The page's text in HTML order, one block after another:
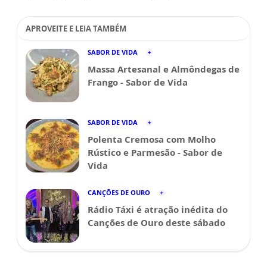
APROVEITE E LEIA TAMBÉM
SABOR DE VIDA
Massa Artesanal e Almôndegas de
Frango - Sabor de Vida
SABOR DE VIDA
Polenta Cremosa com Molho
Rústico e Parmesão - Sabor de
Vida
CANÇÕES DE OURO
Rádio Táxi é atração inédita do
Canções de Ouro deste sábado